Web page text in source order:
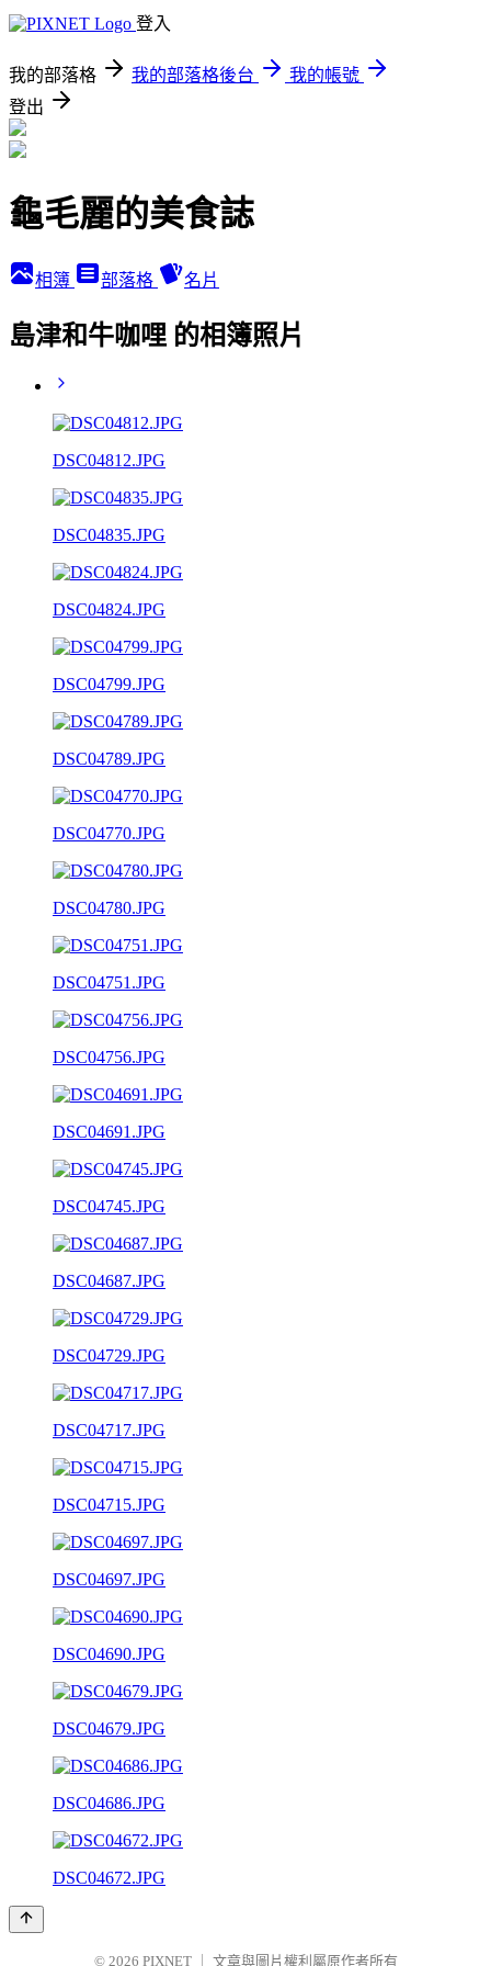
登入
我的部落格 我的部落格後台
我的帳號
登出
龜毛麗的美食誌
相簿 部落格 名片
島津和牛咖哩 的相簿照片
DSC04812.JPG
DSC04835.JPG
DSC04824.JPG
DSC04799.JPG
DSC04789.JPG
DSC04770.JPG
DSC04780.JPG
DSC04751.JPG
DSC04756.JPG
DSC04691.JPG
DSC04745.JPG
DSC04687.JPG
DSC04729.JPG
DSC04717.JPG
DSC04715.JPG
DSC04697.JPG
DSC04690.JPG
DSC04679.JPG
DSC04686.JPG
DSC04672.JPG
© 2026 PIXNET 文章與圖片權利屬原作者所有